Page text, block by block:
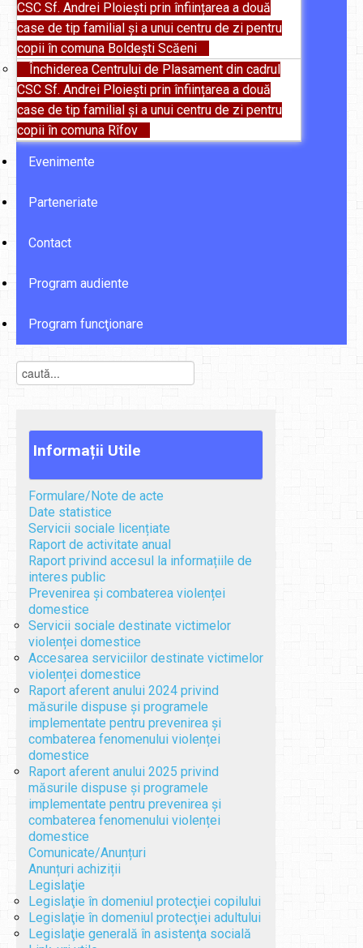
CSC Sf. Andrei Ploiești prin înființarea a două
case de tip familial și a unui centru de zi pentru
copii în comuna Boldești Scăeni
Închiderea Centrului de Plasament din cadrul
CSC Sf. Andrei Ploiești prin înființarea a două
case de tip familial și a unui centru de zi pentru
copii în comuna Rîfov
Evenimente
Parteneriate
Contact
Program audiente
Program funcţionare
Informații Utile
Formulare/Note de acte
Date statistice
Servicii sociale licențiate
Raport de activitate anual
Raport privind accesul la informațiile de
interes public
Prevenirea și combaterea violenței
domestice
Servicii sociale destinate victimelor
violenței domestice
Accesarea serviciilor destinate victimelor
violenței domestice
Raport aferent anului 2024 privind
măsurile dispuse și programele
implementate pentru prevenirea și
combaterea fenomenului violenței
domestice
Raport aferent anului 2025 privind
măsurile dispuse și programele
implementate pentru prevenirea și
combaterea fenomenului violenței
domestice
Comunicate/Anunțuri
Anunțuri achiziții
Legislaţie
Legislaţie în domeniul protecţiei copilului
Legislaţie în domeniul protecţiei adultului
Legislaţie generală în asistenţa socială